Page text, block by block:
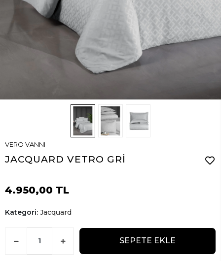
VERO VANNI
JACQUARD VETRO GRİ
4.950,00 TL
Kategori: Jacquard
SEPETE EKLE